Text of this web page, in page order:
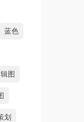
蓝色
图
划